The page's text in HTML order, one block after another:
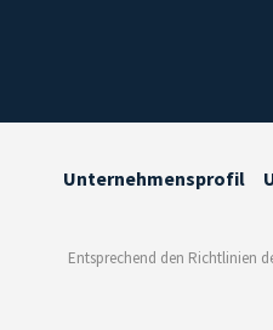
Unternehmensprofil
Entsprechend den Richtlinien